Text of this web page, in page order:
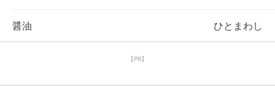
醤油 ひとまわし
【PR】